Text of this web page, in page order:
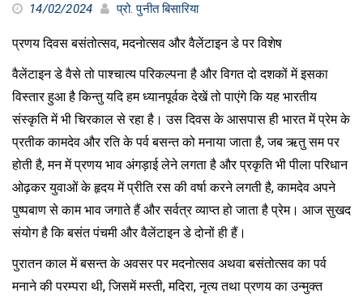
14/02/2024 प्रो. पुनीत बिसारिया
प्रणय दिवस बसंतोत्सव, मदनोत्सव और वैलेंटाइन डे पर विशेष
वैलेंटाइन डे वैसे तो पाश्चात्य परिकल्पना है और विगत दो दशकों में इसका
विस्तार हुआ है किन्तु यदि हम ध्यानपूर्वक देखें तो पाएंगे कि यह भारतीय
संस्कृति में भी चिरकाल से रहा है। उस दिवस के आसपास ही भारत में प्रेम के
प्रतीक कामदेव और रति के पर्व बसन्त को मनाया जाता है, जब ऋतु सम पर
होती है, मन में प्रणय भाव अंगड़ाई लेने लगता है और प्रकृति भी पीला परिधान
ओढ़कर युवाओं के हृदय में प्रीति रस की वर्षा करने लगती है, कामदेव अपने
पुष्पबाण से काम भाव जगाते हैं और सर्वत्र व्याप्त हो जाता है प्रेम। आज सुखद
संयोग है कि बसंत पंचमी और वैलेंटाइन डे दोनों ही हैं।
पुरातन काल में बसन्त के अवसर पर मदनोत्सव अथवा बसंतोत्सव का पर्व
मनाने की परम्परा थी, जिसमें मस्ती, मदिरा, नृत्य तथा प्रणय का उन्मुक्त